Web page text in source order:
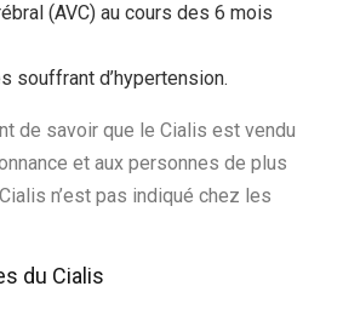
(AVC) au cours des 6 mois
souffrant d’hypertension.
de savoir que le Cialis est vendu
et aux personnes de plus
n’est pas indiqué chez les
du Cialis